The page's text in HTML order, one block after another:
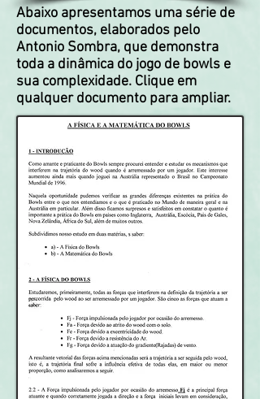
Abaixo apresentamos uma série de
documentos, elaborados pelo
Antonio Sombra, que demonstra
toda a dinâmica do jogo de bowls e
sua complexidade. Clique em
qualquer documento para ampliar.